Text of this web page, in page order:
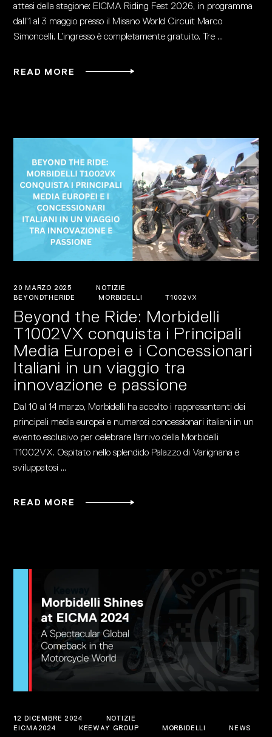
attesi della stagione: EICMA Riding Fest 2026, in programma
dall’1 al 3 maggio presso il Misano World Circuit Marco
Simoncelli. L’ingresso è completamente gratuito. Tre
READ MORE
20 MARZO 2025
NOTIZIE
BEYONDTHERIDE
MORBIDELLI T1002VX
Beyond the Ride: Morbidelli
T1002VX conquista i Principali
Media Europei e i Concessionari
Italiani in un viaggio tra
innovazione e passione
Dal 10 al 14 marzo, Morbidelli ha accolto i rappresentanti dei
principali media europei e numerosi concessionari italiani in un
evento esclusivo per celebrare l’arrivo della Morbidelli
T1002VX. Ospitato nello splendido Palazzo di Varignana e
sviluppatosi
READ MORE
12 DICEMBRE 2024
NOTIZIE
EICMA2024
KEEWAY GROUP MORBIDELLI NEWS